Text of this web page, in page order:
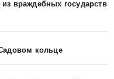
враждебных государств
кольце